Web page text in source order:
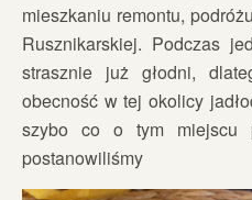
mieszkaniu remontu,
Rusznikarskiej. Podczas
strasznie już głodni,
obecność w tej okolicy
szybo co o tym miejscu